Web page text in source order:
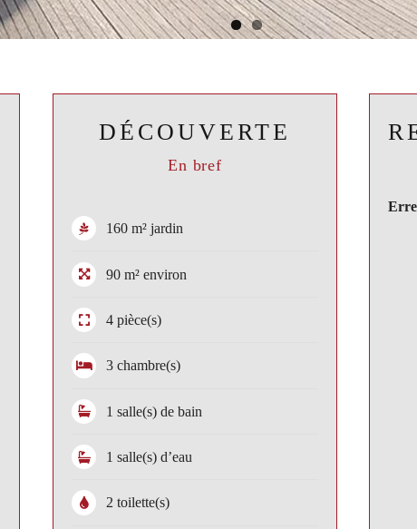
DÉCOUVERTE
En bref
160 m² jardin
90 m² environ
4 pièce(s)
3 chambre(s)
1 salle(s) de bain
1 salle(s) d’eau
2 toilette(s)